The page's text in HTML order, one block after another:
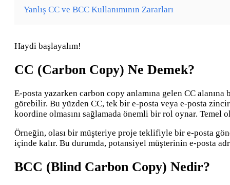
Yanlış CC ve BCC Kullanımının Zararları
Haydi başlayalım!
CC (Carbon Copy) Ne Demek?
E-posta yazarken carbon copy anlamına gelen CC
görebilir. Bu yüzden CC, tek bir e-posta veya e-posta
koordine olmasını sağlamada önemli bir rol oynar.
Örneğin, olası bir müşteriye proje teklifiyle bir e-posta
içinde kalır. Bu durumda, potansiyel müşterinin e-posta
BCC (Blind Carbon Copy) Nedir?